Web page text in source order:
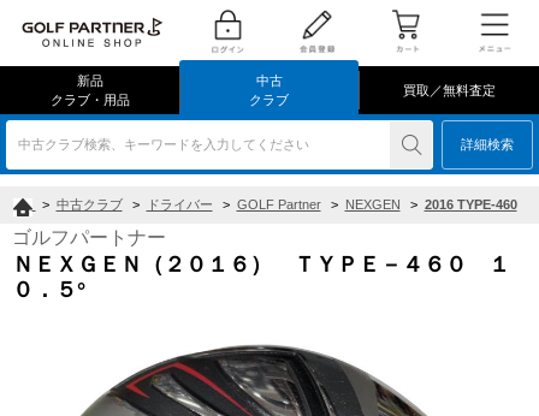
新品
クラブ・用品
中古
クラブ
買取／無料査定
中古クラブ検索、キーワードを入力してください 詳細検索
> 中古クラブ > ドライバー > GOLF Partner > NEXGEN > 2016 TYPE-460
ゴルフパートナー
ＮＥＸＧＥＮ（２０１６） ＴＹＰＥ－４６０ １
０．５°